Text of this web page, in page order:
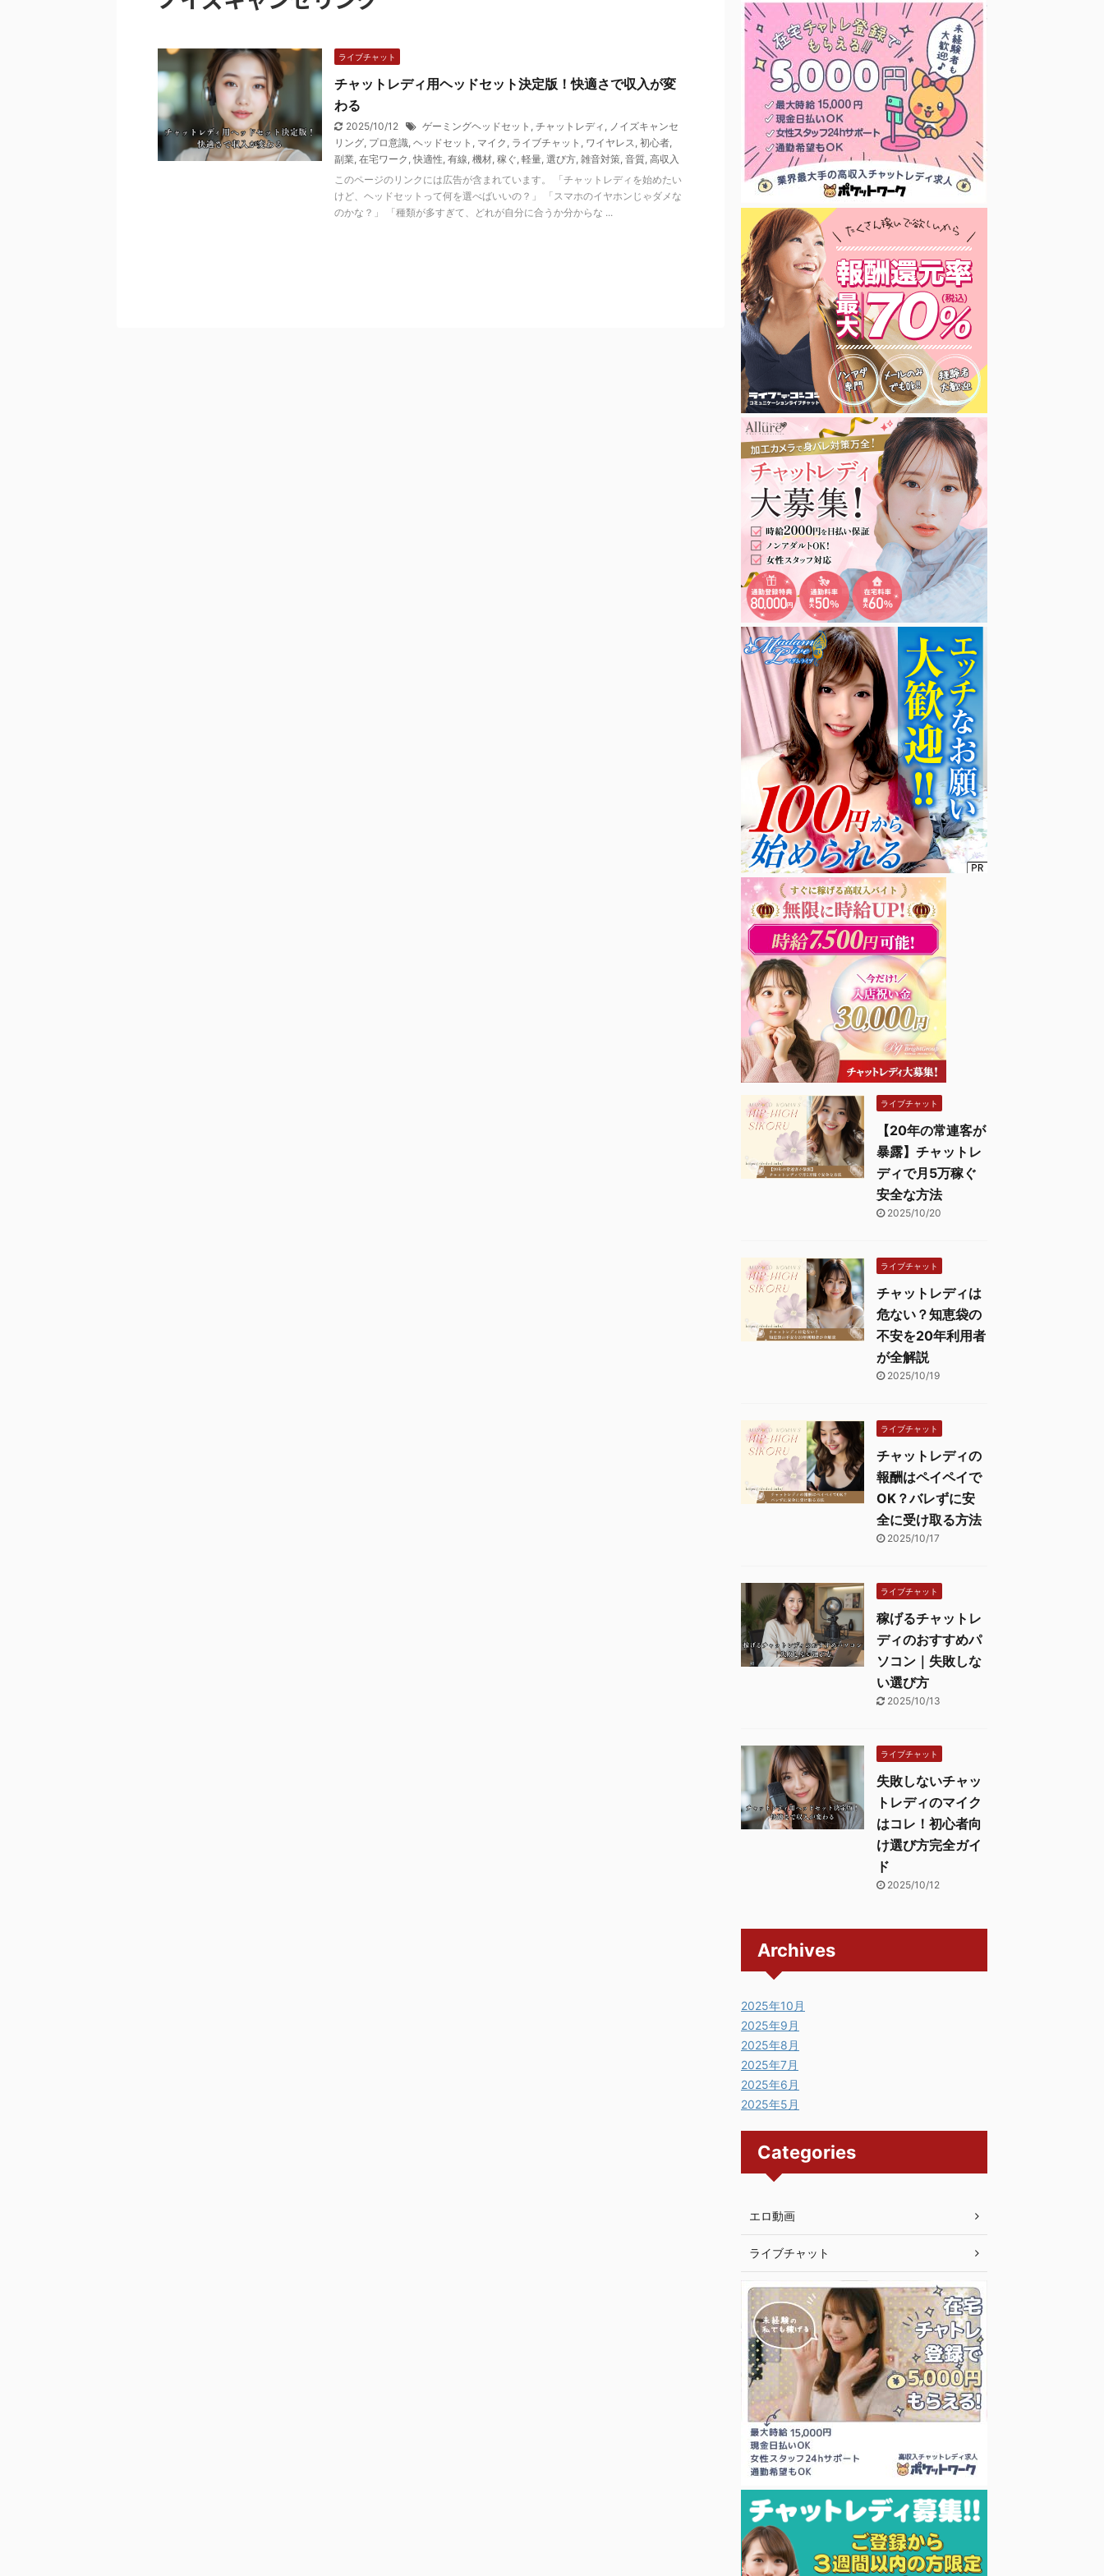
ライブチャット
チャットレディ用ヘッドセット決定版！快適さで収入が変
わる
2025/10/12 ゲーミングヘッドセット チャットレディ
ノイズキャンセ
リング プロ意識 ヘッドセット マイク ライブチャット ワイヤレス 初心者
副業 在宅ワーク ,快適性 有線 機材 稼ぐ 軽量 選び方 雑音対策 音質 高収入
このページのリンクには広告が含まれています。 「チャットレディを始めたい
けど、ヘッドセットって何を選べばいいの？」 「スマホのイヤホンじゃダメな
のかな？」 「種類が多すぎて、どれが自分に合うか分からな ...
ライブチャット
【20年の常連客が
暴露】チャットレ
ディで月5万稼ぐ
安全な方法
2025/10/20
ライブチャット
チャットレディは
危ない？知恵袋の
不安を20年利用者
が全解説
2025/10/19
ライブチャット
チャットレディの
報酬はペイペイで
OK？バレずに安
全に受け取る方法
2025/10/17
ライブチャット
稼げるチャットレ
ディのおすすめパ
ソコン｜失敗しな
い選び方
2025/10/13
ライブチャット
失敗しないチャッ
トレディのマイク
はコレ！初心者向
け選び方完全ガイ
ド
2025/10/12
Archives
2025年10月
2025年9月
2025年8月
2025年7月
2025年6月
2025年5月
Categories
エロ動画
ライブチャット